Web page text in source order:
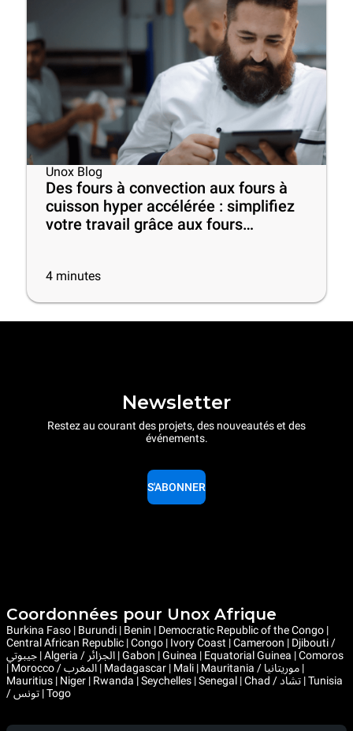
Unox Blog
Des fours à convection aux fours à
cuisson hyper accélérée : simplifiez
votre travail grâce aux fours
4 minutes
Newsletter
Restez au courant des projets, des nouveautés et des
événements.
S'ABONNER
Coordonnées pour Unox Afrique
Burkina Faso | Burundi | Benin | Democratic Republic of the Congo |
Central African Republic | Congo | Ivory Coast | Cameroon | Djibouti /
جيبوتي | Algeria / الجزائر | Gabon | Guinea | Equatorial Guinea | Comoros
| Morocco / المغرب | Madagascar | Mali | Mauritania / موريتانيا |
Mauritius | Niger | Rwanda | Seychelles | Senegal | Chad / تشاد | Tunisia
/ تونس | Togo